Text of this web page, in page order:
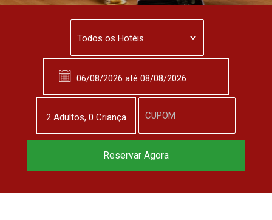
2 Adultos, 0 Criança
Reservar Agora